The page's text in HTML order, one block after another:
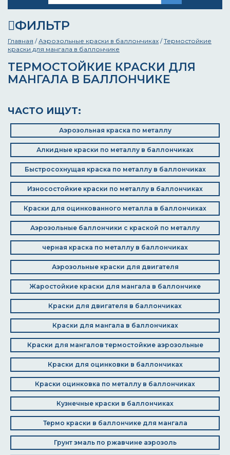
ФИЛЬТР
Главная /Аэрозольные краски в баллончиках /Термостойкие
краски для мангала в баллончике
ТЕРМОСТОЙКИЕ КРАСКИ ДЛЯ
МАНГАЛА В БАЛЛОНЧИКЕ
ЧАСТО ИЩУТ:
Аэрозольная краска по металлу
Алкидные краски по металлу в баллончиках
Быстросохнущая краска по металлу в баллончиках
Износостойкие краски по металлу в баллончиках
Краски для оцинкованного металла в баллончиках
Аэрозольные баллончики с краской по металлу
черная краска по металлу в баллончиках
Аэрозольные краски для двигателя
Жаростойкие краски для мангала в баллончике
Краски для двигателя в баллончиках
Краски для мангала в баллончиках
Краски для мангалов термостойкие аэрозольные
Краски для оцинковки в баллончиках
Краски оцинковка по металлу в баллончиках
Кузнечные краски в баллончиках
Термо краски в баллончике для мангала
Грунт эмаль по ржавчине аэрозоль